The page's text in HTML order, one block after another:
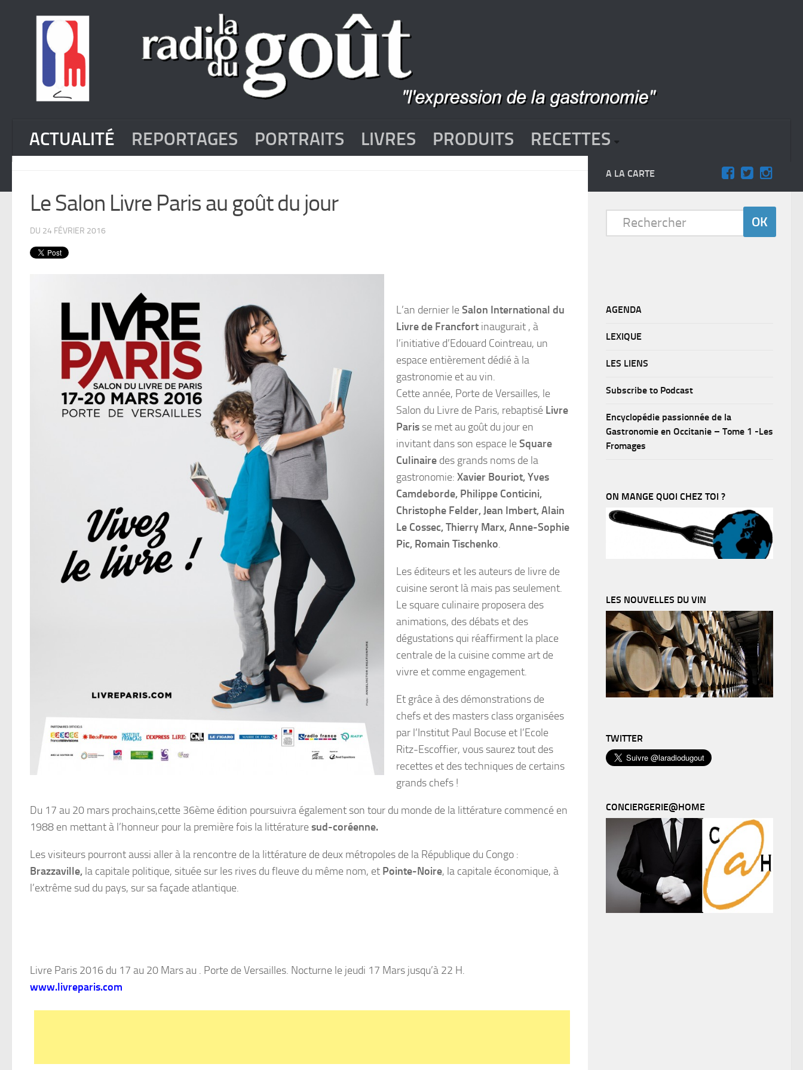
ACTUALITÉ REPORTAGES PORTRAITS LIVRES PRODUITS RECETTES
Le Salon Livre Paris au goût du jour
DU 24 FÉVRIER 2016
L’an dernier leSalon International du
Livre de Francfort inaugurait , à
l’initiative d’Edouard Cointreau, un
espace entièrement dédié à la
gastronomie et au vin.
Cette année, Porte de Versailles, le
Salon du Livre de Paris, rebaptisé Livre
Paris se met au goût du jour en
invitant dans son espace leSquare
Culinaire des grands noms de la
gastronomie: Xavier Bouriot, Yves
Camdeborde, Philippe Conticini,
Christophe Felder, Jean Imbert, Alain
Le Cossec, Thierry Marx, Anne-Sophie
Pic, Romain Tischenko.
Les éditeurs et les auteurs de livre de
cuisine seront là mais pas seulement.
Le square culinaire proposera des
animations, des débats et des
dégustations qui réaffirment la place
centrale de la cuisine comme art de
vivre et comme engagement.
Et grâce à des démonstrations de
chefs et des masters class organisées
par l’Institut Paul Bocuse et l’Ecole
Ritz-Escoffier, vous saurez tout des
recettes et des techniques de certains
grands chefs !
Du 17 au 20 mars prochains,cette 36ème édition poursuivra également son tour du monde de la littérature commencé en
1988 en mettant à l’honneur pour la première fois la littératuresud-coréenne.
Les visiteurs pourront aussi aller à la rencontre de la littérature de deux métropoles de la République du Congo :
Brazzaville, la capitale politique, située sur les rives du fleuve du même nom, et Pointe-Noire, la capitale économique, à
l’extrême sud du pays, sur sa façade atlantique.
Livre Paris 2016 du 17 au 20 Mars au . Porte de Versailles. Nocturne le jeudi 17 Mars jusqu’à 22 H.
www.livreparis.com
A LA CARTE
AGENDA
LEXIQUE
LES LIENS
Subscribe to Podcast
Encyclopédie passionnée de la
Gastronomie en Occitanie – Tome 1 -Les
Fromages
ON MANGE QUOI CHEZ TOI ?
LES NOUVELLES DU VIN
TWITTER
CONCIERGERIE@HOME